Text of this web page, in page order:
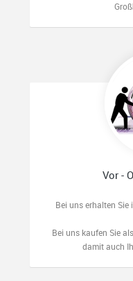
Vor -
Bei uns erhalten
Bei uns kaufen Sie
damit auch